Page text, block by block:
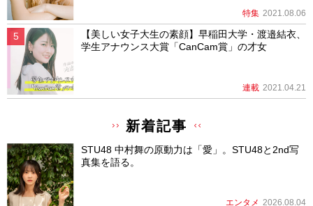
特集 2021.08.06
【美しい女子大生の素顔】早稲田大学・渡邉結衣、
学生アナウンス大賞「CanCam賞」の才女
連載 2021.04.21
新着記事
STU48 中村舞の原動力は「愛」。STU48と2nd写
真集を語る。
エンタメ 2026.08.04